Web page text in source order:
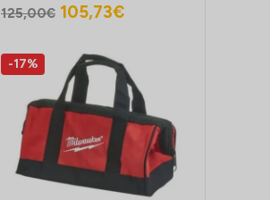
125,00€ Algne
oli:
125,00€.
105,73€Praegune
105,73€.
-17%